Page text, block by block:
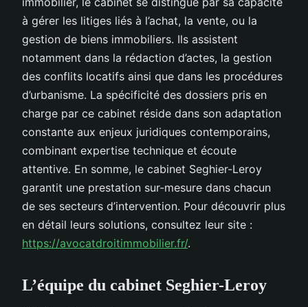
à gérer les litiges liés à l’achat, la vente, ou la
gestion de biens immobiliers. Ils assistent
notamment dans la rédaction d’actes, la gestion
des conflits locatifs ainsi que dans les procédures
d’urbanisme. La spécificité des dossiers pris en
charge par ce cabinet réside dans son adaptation
constante aux enjeux juridiques contemporains,
combinant expertise technique et écoute
attentive. En somme, le cabinet Seghier-Leroy
garantit une prestation sur-mesure dans chacun
de ses secteurs d’intervention. Pour découvrir plus
en détail leurs solutions, consultez leur site :
https://avocatdroitimmobilier.fr/.
L’équipe du cabinet Seghier-Leroy